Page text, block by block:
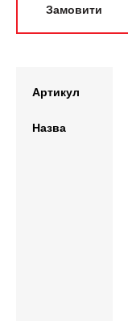
Замовити
Артикул
Назва